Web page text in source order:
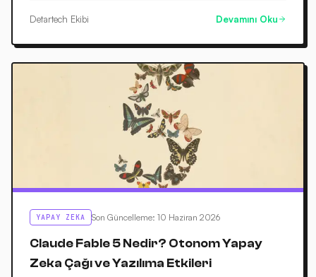
Detartech Ekibi Devamını Oku
YAPAY ZEKA Son Güncelleme: 10 Haziran 2026
Claude Fable 5 Nedir? Otonom Yapay
Zeka Çağı ve Yazılıma Etkileri